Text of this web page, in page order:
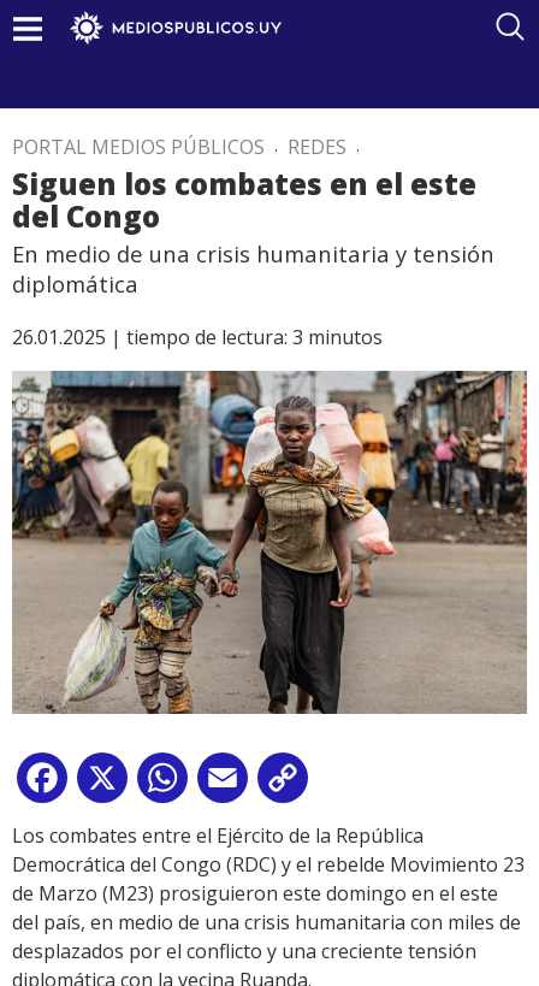
PORTAL MEDIOS PÚBLICOS . REDES .
Siguen los combates en el este
del Congo
En medio de una crisis humanitaria y tensión
diplomática
26.01.2025 | tiempo de lectura: 3 minutos
Facebook
X WhatsApp
Email
Link
Los combates entre el Ejército de la República
Democrática del Congo (RDC) y el rebelde Movimiento 23
de Marzo (M23) prosiguieron este domingo en el este
del país, en medio de una crisis humanitaria con miles de
desplazados por el conflicto y una creciente tensión
diplomática con la vecina Ruanda.